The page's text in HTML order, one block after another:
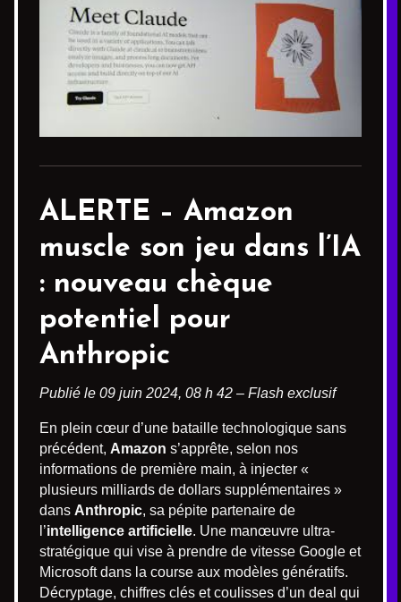
ALERTE – Amazon
muscle son jeu dans l’IA
: nouveau chèque
potentiel pour
Anthropic
Publié le 09 juin 2024, 08 h 42 – Flash exclusif
En plein cœur d’une bataille technologique sans
précédent, Amazon s’apprête, selon nos
informations de première main, à injecter «
plusieurs milliards de dollars supplémentaires »
dans Anthropic, sa pépite partenaire de
l’intelligence artificielle. Une manœuvre ultra-
stratégique qui vise à prendre de vitesse Google et
Microsoft dans la course aux modèles génératifs.
Décryptage, chiffres clés et coulisses d’un deal qui